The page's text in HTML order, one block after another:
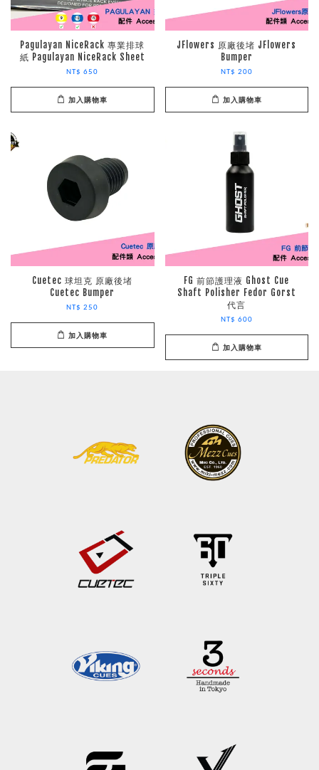
Pagulayan NiceRack 專業排球
紙 Pagulayan NiceRack Sheet
NT$ 650
加入購物車
JFlowers 原廠後堵 JFlowers
Bumper
NT$ 200
加入購物車
Cuetec 球坦克 原廠後堵
Cuetec Bumper
NT$ 250
加入購物車
FG 前節護理液 Ghost Cue
Shaft Polisher Fedor Gorst
代言
NT$ 600
加入購物車